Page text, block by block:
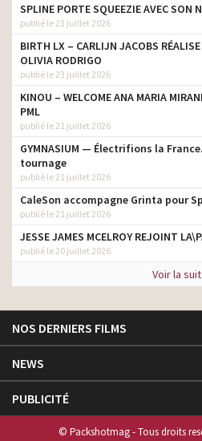
SPLINE PORTE SQUEEZIE AVEC SON
publié le 23 juillet 2026
BIRTH LX – CARLIJN JACOBS
OLIVIA RODRIGO
publié le 23 juillet 2026
KINOU – WELCOME ANA MARIA
PML
publié le 21 juillet 2026
GYMNASIUM — Électrifions la
tournage
publié le 21 juillet 2026
CaleSon accompagne Grinta pour
publié le 21 juillet 2026
JESSE JAMES MCELROY REJOINT
publié le 20 juillet 2026
Voir la
NOS DERNIERS FILMS
NEWS
PUBLICITÉ
© Packshotmag - Tous droits